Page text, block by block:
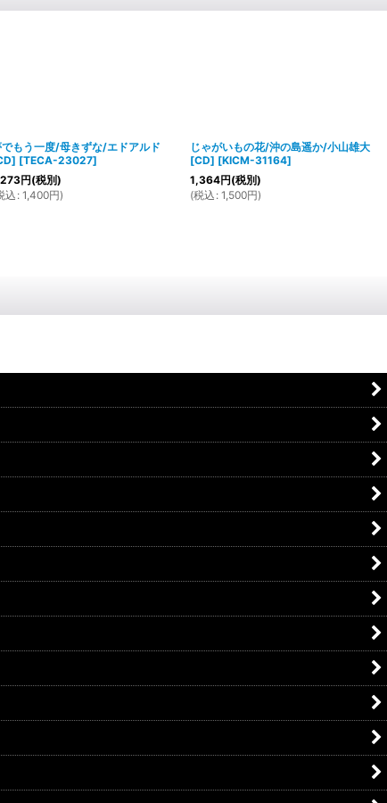
でもう一度/母きずな/エドアルド
[TECA-23027]
円(税別)
込 : 1,400円)
じゃがいもの花/沖の島遥か/小山雄大
[CD] [KICM-31164]
1,364円(税別)
(税込 : 1,500円)